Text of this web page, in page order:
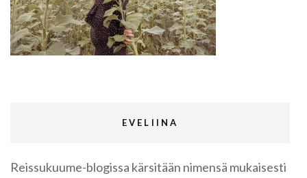
EVELIINA
Reissukuume-blogissa kärsitään nimensä mukaisesti